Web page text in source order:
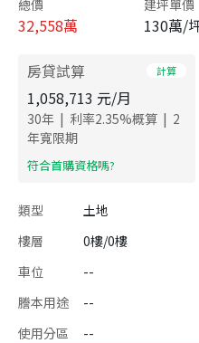
總價
32,558萬
建坪單價
130萬/
房貸試算 計算
1,058,713 元/月
30年 | 利率2.35%概算 | 2
年寬限期
​符合首購資格嗎?
類型 土地
樓層
0樓/0樓
車位
--
謄本用途
--
使用分區
--